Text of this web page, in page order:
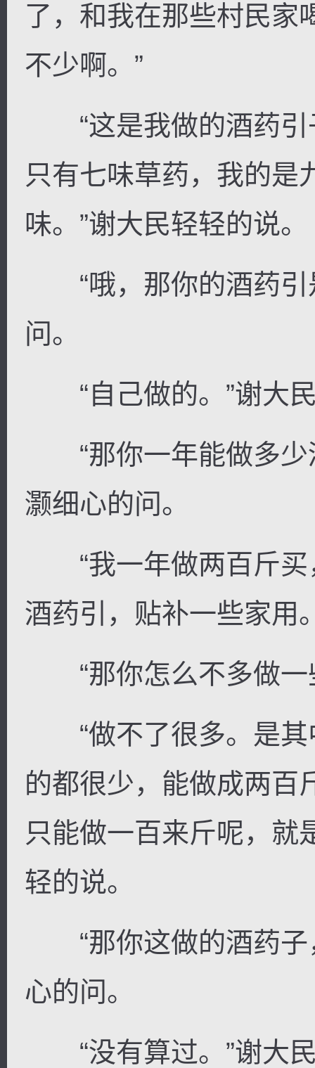
了，和我在那些村民家
不少啊。”
“这是我做的酒药引
只有七味草药，我的是
味。”谢大民轻轻的说。
“哦，那你的酒药引
问。
“自己做的。”谢大
“那你一年能做多少
灏细心的问。
“我一年做两百斤买
酒药引，贴补一些家用
“那你怎么不多做一
“做不了很多。是其
的都很少，能做成两百
只能做一百来斤呢，就
轻的说。
“那你这做的酒药子
心的问。
“没有算过。”谢大